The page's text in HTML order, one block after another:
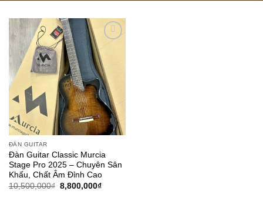
Add to
wishlist
ĐÀN GUITAR
Đàn Guitar Classic Murcia
Stage Pro 2025 – Chuyên Sân
Khấu, Chất Âm Đỉnh Cao
10,500,000₫ 8,800,000₫